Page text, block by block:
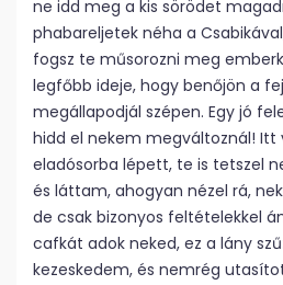
ne idd meg a kis sörödet
phabareljetek néha a
fogsz te műsorozni meg
legfőbb ideje, hogy benőjön a
megállapodjál szépen. Egy jó
hidd el nekem megváltoznál! Itt
eladósorba lépett, te is tetszel
és láttam, ahogyan nézel rá,
de csak bizonyos feltételekkel
cafkát adok neked, ez a lány
kezeskedem, és nemrég